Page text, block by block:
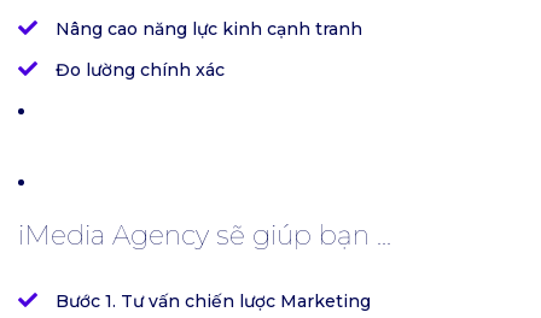
Nâng cao năng lực kinh cạnh tranh
Đo lường chính xác
iMedia Agency sẽ giúp bạn ...
Bước 1. Tư vấn chiến lược Marketing